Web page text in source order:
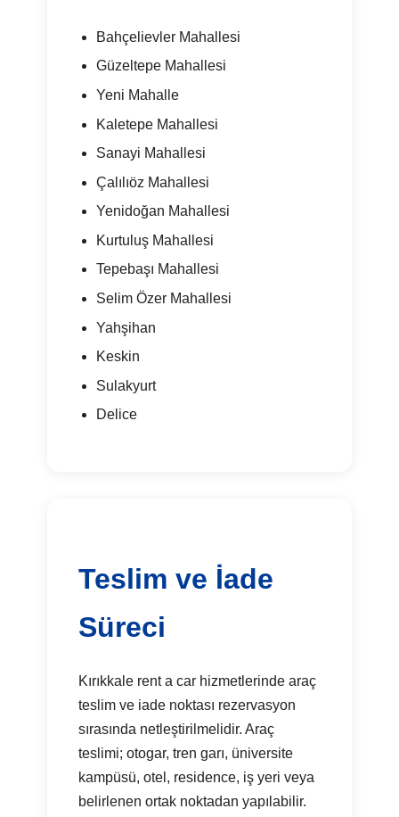
Bahçelievler Mahallesi
Güzeltepe Mahallesi
Yeni Mahalle
Kaletepe Mahallesi
Sanayi Mahallesi
Çalılıöz Mahallesi
Yenidoğan Mahallesi
Kurtuluş Mahallesi
Tepebaşı Mahallesi
Selim Özer Mahallesi
Yahşihan
Keskin
Sulakyurt
Delice
Teslim ve İade
Süreci
Kırıkkale rent a car hizmetlerinde araç
teslim ve iade noktası rezervasyon
sırasında netleştirilmelidir. Araç
teslimi; otogar, tren garı, üniversite
kampüsü, otel, residence, iş yeri veya
belirlenen ortak noktadan yapılabilir.